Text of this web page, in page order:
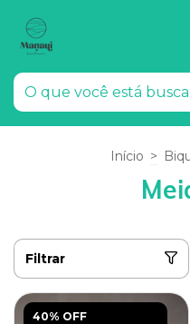
Início >
Filtrar
40% OFF